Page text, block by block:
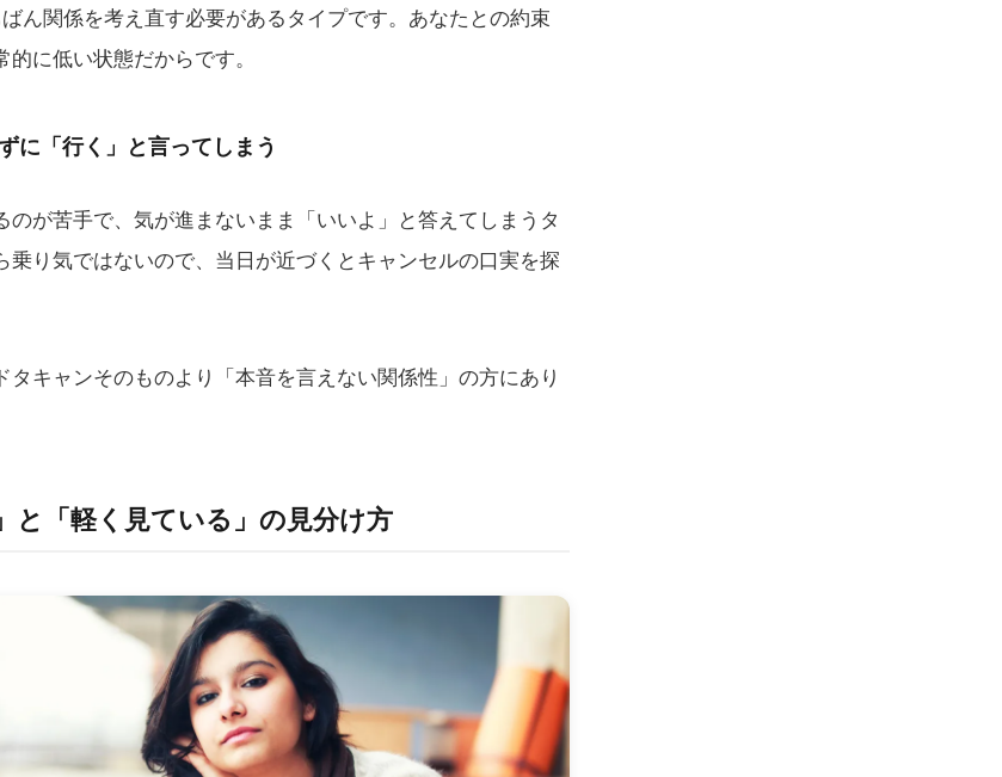
ん関係を考え直す必要があるタイプです。あなたとの約束
に低い状態だからです。
「行く」と言ってしまう
のが苦手で、気が進まないまま「いいよ」と答えてしまうタ
乗り気ではないので、当日が近づくとキャンセルの口実を探
タキャンそのものより「本音を言えない関係性」の方にあり
と「軽く見ている」の見分け方